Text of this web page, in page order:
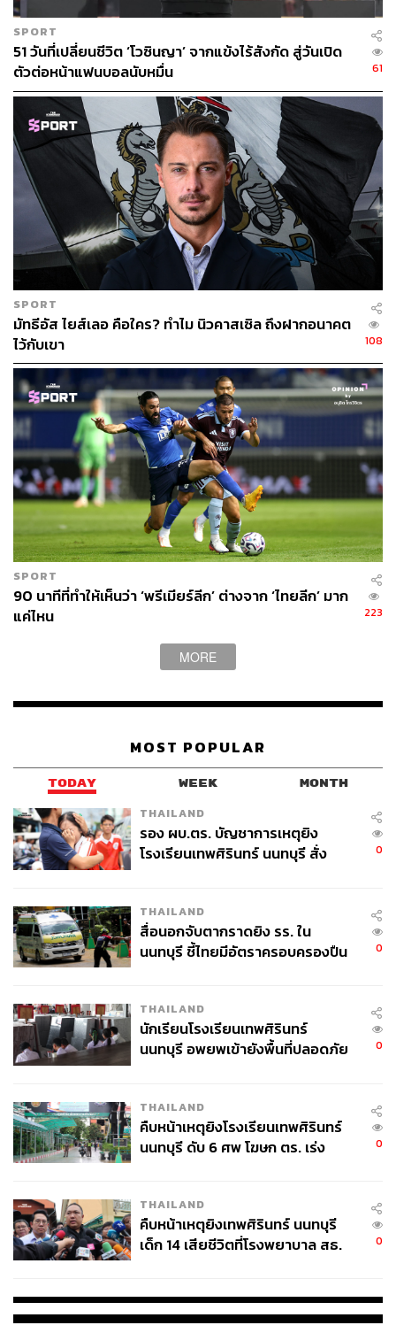
SPORT
51 วันที่เปลี่ยนชีวิต ‘โวซินญา’ จากแข้งไร้สังกัด สู่วันเปิด
ตัวต่อหน้าแฟนบอลนับหมื่น
61
SPORT
มัทธีอัส ไยส์เลอ คือใคร? ทำไม นิวคาสเซิล ถึงฝากอนาคต
ไว้กับเขา
108
SPORT
90 นาทีที่ทำให้เห็นว่า ‘พรีเมียร์ลีก’ ต่างจาก ‘ไทยลีก’ มาก
แค่ไหน
223
MORE
MOST POPULAR
TODAY WEEK MONTH
THAILAND
รอง ผบ.ตร. บัญชาการเหตุยิง
โรงเรียนเทพศิรินทร์ นนทบุรี สั่ง
0
THAILAND
สื่อนอกจับตากราดยิง รร. ใน
นนทบุรี ชี้ไทยมีอัตราครอบครองปืน
0
THAILAND
นักเรียนโรงเรียนเทพศิรินทร์
นนทบุรี อพยพเข้ายังพื้นที่ปลอดภัย
0
THAILAND
คืบหน้าเหตุยิงโรงเรียนเทพศิรินทร์
นนทบุรี ดับ 6 ศพ โฆษก ตร. เร่ง
0
THAILAND
คืบหน้าเหตุยิงเทพศิรินทร์ นนทบุรี
เด็ก 14 เสียชีวิตที่โรงพยาบาล สธ.
0